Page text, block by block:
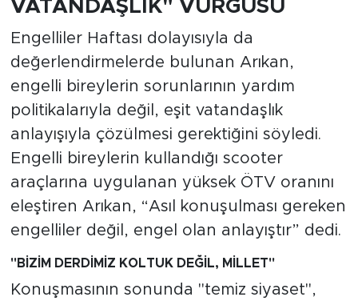
VATANDAŞLIK" VURGUSU
Engelliler Haftası dolayısıyla da
değerlendirmelerde bulunan Arıkan,
engelli bireylerin sorunlarının yardım
politikalarıyla değil, eşit vatandaşlık
anlayışıyla çözülmesi gerektiğini söyledi.
Engelli bireylerin kullandığı scooter
araçlarına uygulanan yüksek ÖTV oranını
eleştiren Arıkan, “Asıl konuşulması gereken
engelliler değil, engel olan anlayıştır” dedi.
"BİZİM DERDİMİZ KOLTUK DEĞİL, MİLLET"
Konuşmasının sonunda "temiz siyaset",